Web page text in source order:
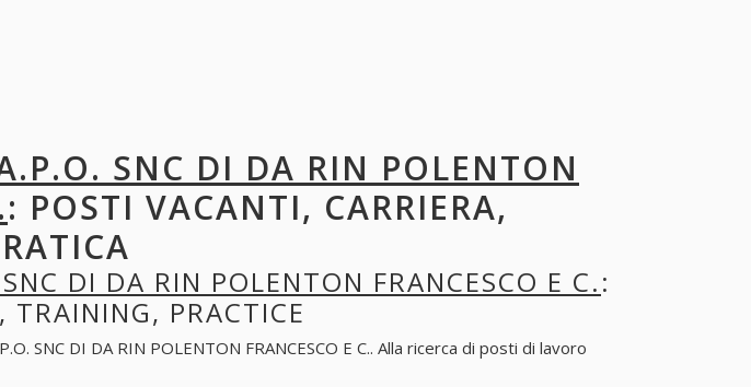
SNC DI DA RIN POLENTON
: POSTI VACANTI, CARRIERA,
DI DA RIN POLENTON FRANCESCO E C.:
TRAINING, PRACTICE
SNC DI DA RIN POLENTON FRANCESCO E C.. Alla ricerca di posti di lavoro